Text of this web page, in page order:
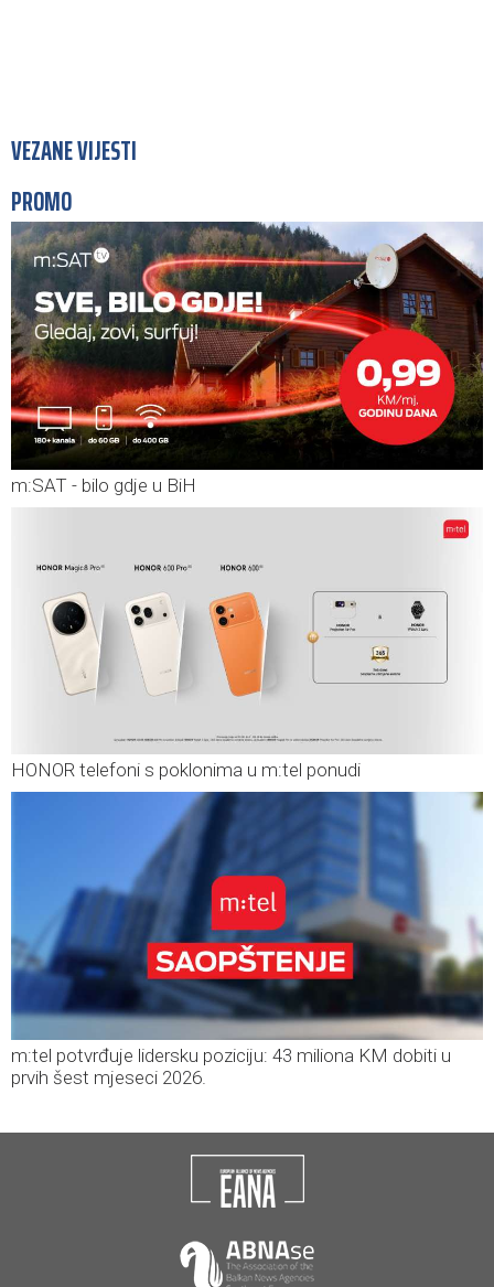
VEZANE VIJESTI
PROMO
m:SAT - bilo gdje u BiH
HONOR telefoni s poklonima u m:tel ponudi
m:tel potvrđuje lidersku poziciju: 43 miliona KM dobiti u
prvih šest mjeseci 2026.